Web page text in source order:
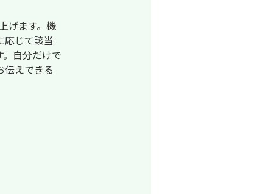
げます。機
応じて該当
自分だけで
伝えできる